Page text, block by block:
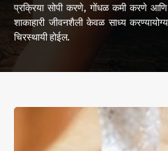
प्रक्रिया सोपी करणे, गोंधळ कमी करणे
शाकाहारी जीवनशैली केवळ साध्य
चिरस्थायी होईल.